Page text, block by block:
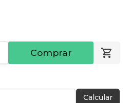
Comprar
Calcular